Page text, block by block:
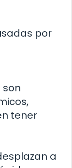
por
son
tener
a